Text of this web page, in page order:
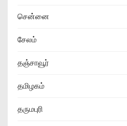
சென்னை
சேலம்
தஞ்சாவூர்
தமிழகம்
தருமபுரி